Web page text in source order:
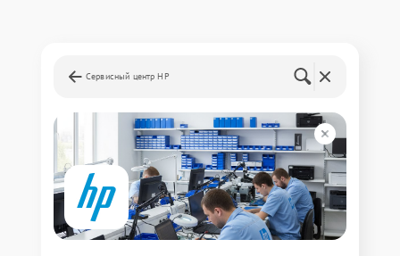
Сервисный центр HP